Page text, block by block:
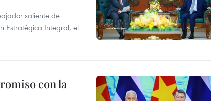
saliente de
Estratégica Integral, el
con la